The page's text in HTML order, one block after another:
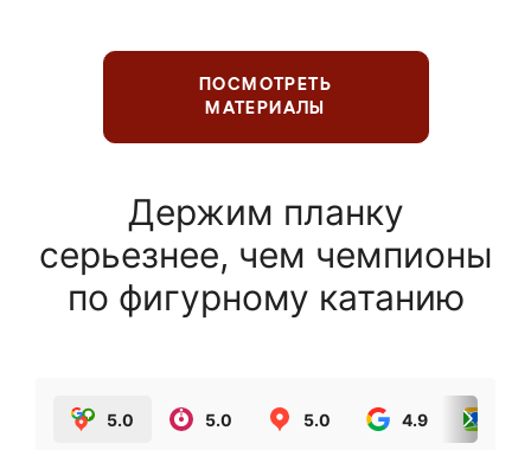
ПОСМОТРЕТЬ
МАТЕРИАЛЫ
Держим планку
серьезнее, чем чемпионы
по фигурному катанию
5.0 5.0 5.0 4.9